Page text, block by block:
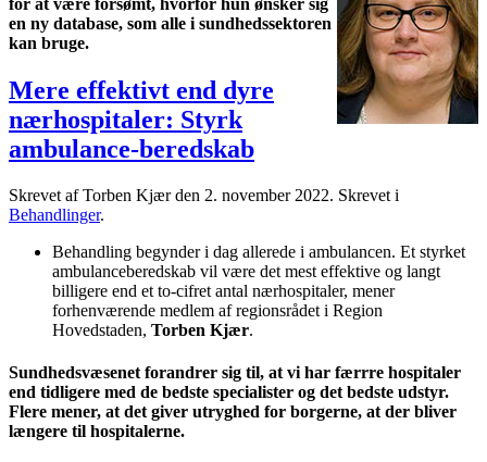
en ny database, som alle i sundhedssektoren
kan bruge.
Mere effektivt end dyre
nærhospitaler: Styrk
ambulance-beredskab
Skrevet af Torben Kjær den 2. november 2022. Skrevet i
Behandlinger.
Behandling begynder i dag allerede i ambulancen. Et styrket
ambulanceberedskab vil være det mest effektive og langt
billigere end et to-cifret antal nærhospitaler, mener
forhenværende medlem af regionsrådet i Region
Hovedstaden, Torben Kjær.
Sundhedsvæsenet forandrer sig til, at vi har færrre hospitaler
end tidligere med de bedste specialister og det bedste udstyr.
Flere mener, at det giver utryghed for borgerne, at der bliver
længere til hospitalerne.